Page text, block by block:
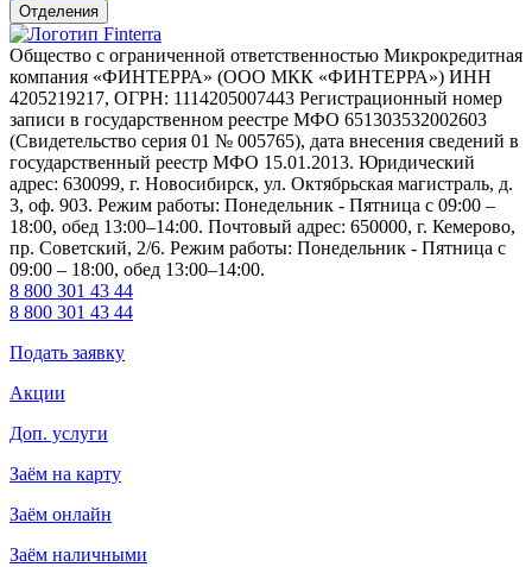
Отделения
Общество с ограниченной ответственностью Микрокредитная
компания «ФИНТЕРРА» (ООО МКК «ФИНТЕРРА») ИНН
4205219217, ОГРН: 1114205007443 Регистрационный номер
записи в государственном реестре МФО 651303532002603
(Свидетельство серия 01 № 005765), дата внесения сведений в
государственный реестр МФО 15.01.2013. Юридический
адрес: 630099, г. Новосибирск, ул. Октябрьская магистраль, д.
3, оф. 903. Режим работы: Понедельник - Пятница с 09:00 –
18:00, обед 13:00–14:00. Почтовый адрес: 650000, г. Кемерово,
пр. Советский, 2/6. Режим работы: Понедельник - Пятница с
09:00 – 18:00, обед 13:00–14:00.
8 800 301 43 44
8 800 301 43 44
Подать заявку
Акции
Доп. услуги
Заём на карту
Заём онлайн
Заём наличными